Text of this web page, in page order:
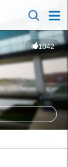
1042